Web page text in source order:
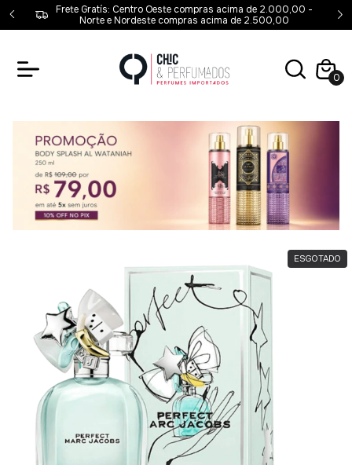
-
Frete Gratís: São Paulo compras acima de 399,00 -
Sudeste compras acima de 699,00 e Sul 799,00
0
ESGOTADO